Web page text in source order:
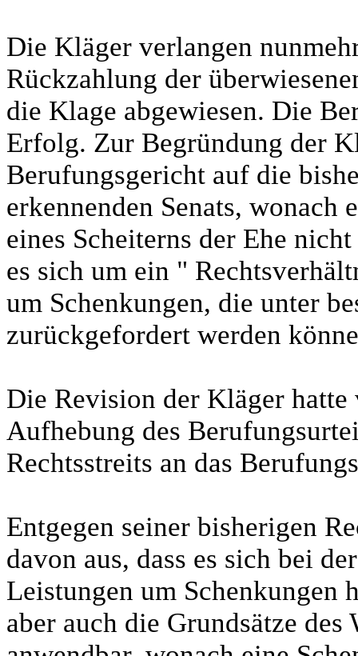
Die Kläger verlangen
Rückzahlung der
die Klage abgewiesen. Die
Erfolg. Zur Begründung der
Berufungsgericht auf die
erkennenden Senats, wonach
eines Scheiterns der Ehe
es sich um ein "
um Schenkungen, die unter
zurückgefordert werden
Die Revision der Kläger
Aufhebung des
Rechtsstreits an das
Entgegen seiner bisherigen
davon aus, dass es sich bei
Leistungen um Schenkungen
aber auch die Grundsätze